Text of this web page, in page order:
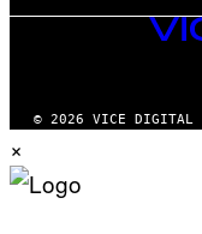
VICE
MEDIA
© 2026 VICE DIGITAL
×